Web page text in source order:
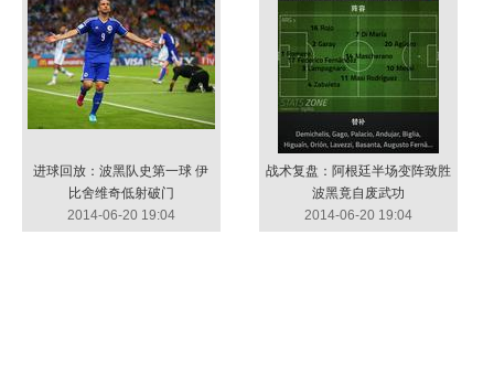
进球回放：波黑队史第一球 伊
比舍维奇低射破门
2014-06-20 19:04
战术复盘：阿根廷半场变阵致胜
波黑竟自废武功
2014-06-20 19:04